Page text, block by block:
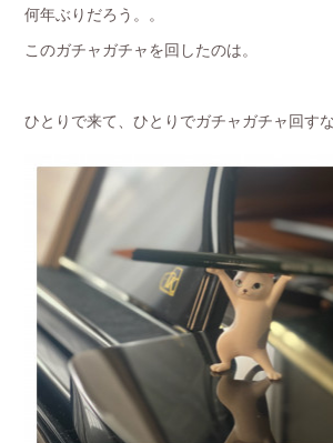
何年ぶりだろう。。
このガチャガチャを回したのは。
ひとりで来て、ひとりでガチャガチャ回す